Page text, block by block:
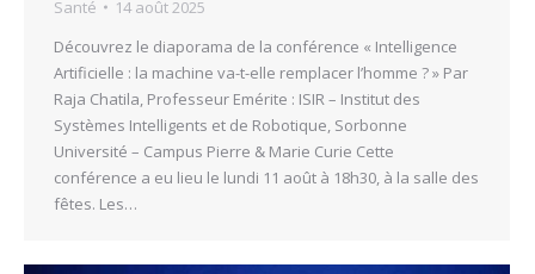
Santé
14 août 2025
Découvrez le diaporama de la conférence « Intelligence
Artificielle : la machine va-t-elle remplacer l’homme ? » Par
Raja Chatila, Professeur Emérite : ISIR – Institut des
Systèmes Intelligents et de Robotique, Sorbonne
Université – Campus Pierre & Marie Curie Cette
conférence a eu lieu le lundi 11 août à 18h30, à la salle des
fêtes. Les…